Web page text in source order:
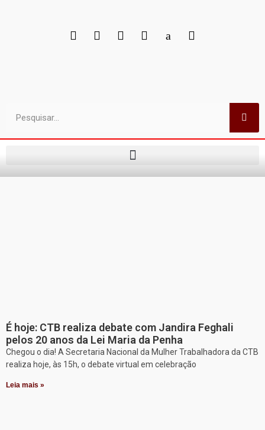
É hoje: CTB realiza debate com Jandira Feghali
pelos 20 anos da Lei Maria da Penha
Chegou o dia! A Secretaria Nacional da Mulher Trabalhadora da CTB
realiza hoje, às 15h, o debate virtual em celebração
Leia mais »